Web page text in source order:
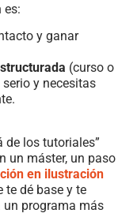
es:
y ganar
(curso o
y necesitas
de los tutoriales”
un máster, un paso
en ilustración
te dé base y te
un programa más